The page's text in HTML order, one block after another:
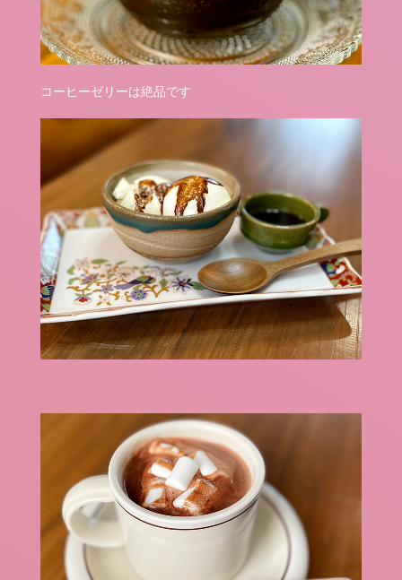
コーヒーゼリーは絶品です